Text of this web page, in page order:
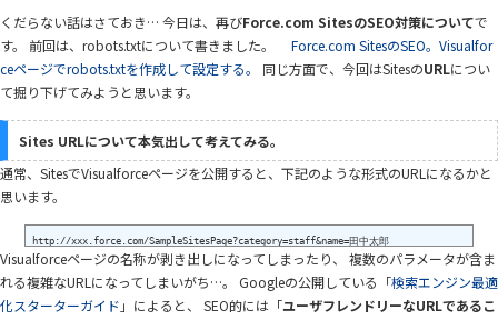
くだらない話はさておき… 今日は、再びForce.com SitesのSEO対策についてで
す。 前回は、robots.txtについて書きました。 Force.com SitesのSEO。Visualfor
ceページでrobots.txtを作成して設定する。
同じ方面で、今回はSitesのURLについ
て掘り下げてみようと思います。
Sites URLについて本気出して考えてみる。
通常、SitesでVisualforceページを公開すると、下記のような形式のURLになるかと
思います。
Visualforceページの名称が剥き出しになってしまったり、 複数のパラメータが含ま
れる複雑なURLになってしまいがち…。 Googleの公開している「検索エンジン最適
化スターターガイド 」によると、 SEO的には「ユーザフレンドリーなURLであるこ